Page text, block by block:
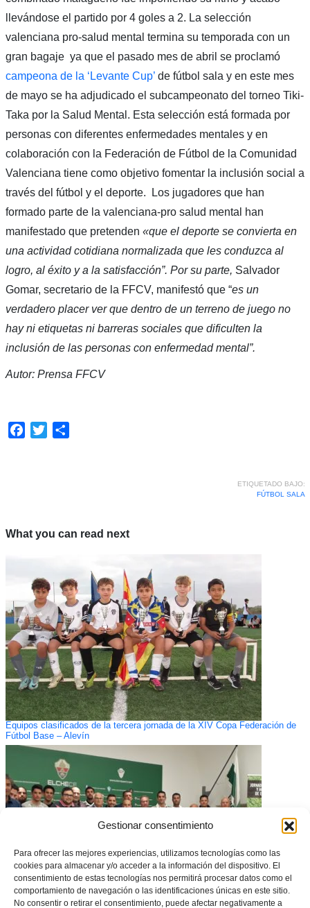
Gestionar consentimiento
Para ofrecer las mejores experiencias, utilizamos tecnologías como las
cookies para almacenar y/o acceder a la información del dispositivo. El
consentimiento de estas tecnologías nos permitirá procesar datos como el
comportamiento de navegación o las identificaciones únicas en este sitio.
No consentir o retirar el consentimiento, puede afectar negativamente a
llevándose el partido por 4 goles a 2. La selección
valenciana pro-salud mental termina su temporada con un
gran bagaje ya que el pasado mes de abril se proclamó
campeona de la ‘Levante Cup’de fútbol sala y en este mes
de mayo se ha adjudicado el subcampeonato del torneo Tiki-
Taka por la Salud Mental. Esta selección está formada por
personas con diferentes enfermedades mentales y en
colaboración con la Federación de Fútbol de la Comunidad
Valenciana tiene como objetivo fomentar la inclusión social a
través del fútbol y el deporte. Los jugadores que han
formado parte de la valenciana-pro salud mental han
manifestado que pretenden «que el deporte se convierta en
una actividad cotidiana normalizada que les conduzca al
logro, al éxito y a la satisfacción”. Por su parte, Salvador
Gomar, secretario de la FFCV, manifestó que “es un
verdadero placer ver que dentro de un terreno de juego no
hay ni etiquetas ni barreras sociales que dificulten la
inclusión de las personas con enfermedad mental”.
Autor: Prensa FFCV
Facebook
Twitter
ETIQUETADO BAJO:
FÚTBOL SALA
What you can read next
Equipos clasificados de la tercera jornada de la XIV Copa Federación de
Fútbol Base – Alevín